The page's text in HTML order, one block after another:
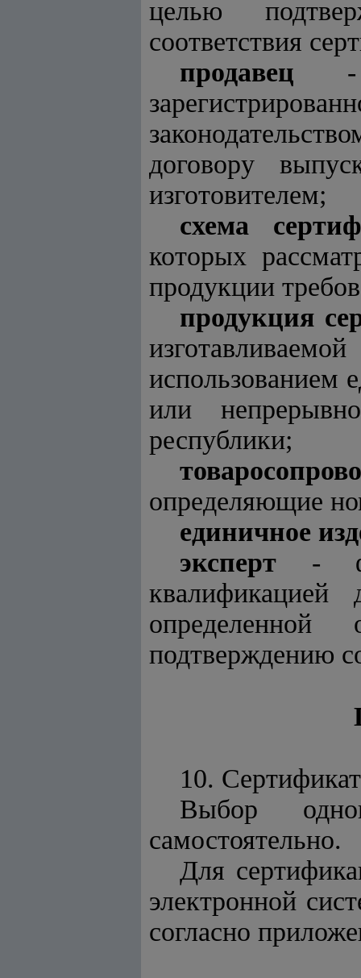
целью
соответствия
продавец -
договору
изготовителем;
схема
которых
продукции
продукция
использованием
или
республики;
определяющие
единичное
эксперт -
квалификацией
определенной
подтверждению
10.
Выбор
самостоятельно.
Для
электронной
согласно